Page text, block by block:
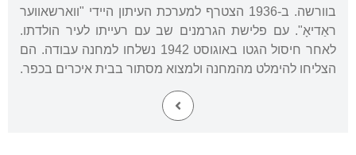
בוורשה. ב-1936 הצטרף למערכת העיתון היידי "ווארשאווער
ראַדיאָ". עם פלישת הגרמנים שב עם רעייתו לעיר הולדתו.
לאחר חיסול הגטו באוגוסט 1942 נשלחו למחנה עבודה. הם
הצליחו להימלט מהמחנה ולמצוא מסתור בבית איכרים בכפר.